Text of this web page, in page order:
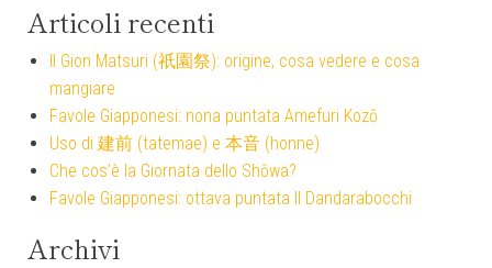
Articoli recenti
Il Gion Matsuri (祇園祭): origine, cosa vedere e cosa
mangiare
Favole Giapponesi: nona puntata Amefuri Kozō
Uso di 建前 (tatemae) e 本音 (honne)
Che cos’è la Giornata dello Shōwa?
Favole Giapponesi: ottava puntata Il Dandarabocchi
Archivi